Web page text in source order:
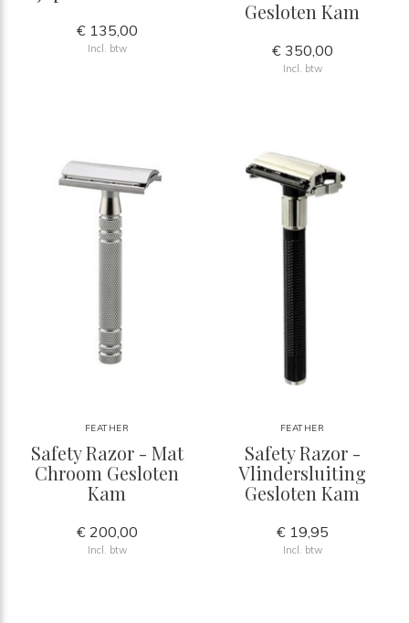
€ 135,00
Incl. btw
Gesloten Kam
€ 350,00
Incl. btw
FEATHER
Safety Razor - Mat
Chroom Gesloten
Kam
€ 200,00
Incl. btw
FEATHER
Safety Razor -
Vlindersluiting
Gesloten Kam
€ 19,95
Incl. btw